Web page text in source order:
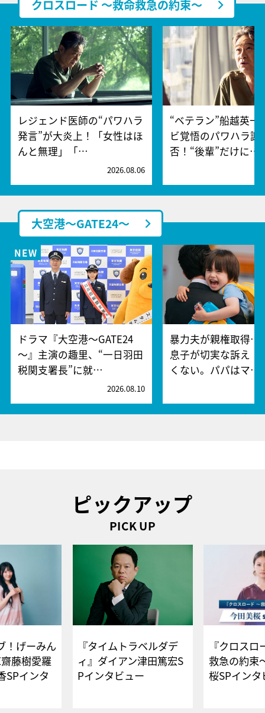
クロスロード ～救命救急の約束～
レジェンド医師の“パワハラ
発言”が大炎上！「女性はほ
んと無理」「…
2026.08.06
“ベテラン”船越英一
ビ覚悟のパワハラ謝
否！“後輩”だけに…
大空港～GATE24～
ドラマ『大空港～GATE24
～』主演の趣里、“一日羽田
税関支署長”に就…
2026.08.10
暴力夫が親権取得…
息子が切実な訴え「
くない。パパはマ…
ピックアップ
PICK UP
！げーみん
藤樹愛羅
SPインタ
『タイムトラベルダデ
ィ』ダイアン津田篤宏S
Pインタビュー
『クロス
救急の約束
桜SPイ